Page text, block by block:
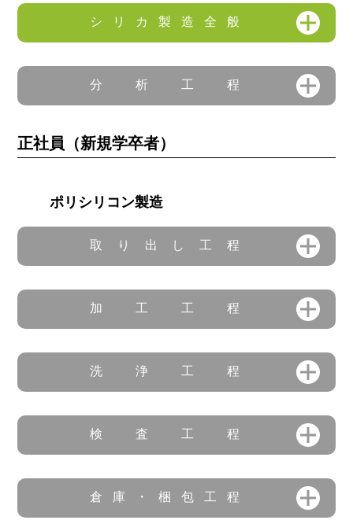
シリカ製造全般
分析工程
正社員（新規学卒者）
ポリシリコン製造
取り出し工程
加工工程
洗浄工程
検査工程
倉庫・梱包工程